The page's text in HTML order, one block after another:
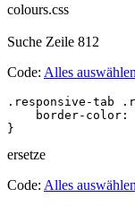
colours.css
Suche Zeile 812
Code: Alles auswählen
.responsive-tab
border-color:
}
ersetze
Code: Alles auswählen